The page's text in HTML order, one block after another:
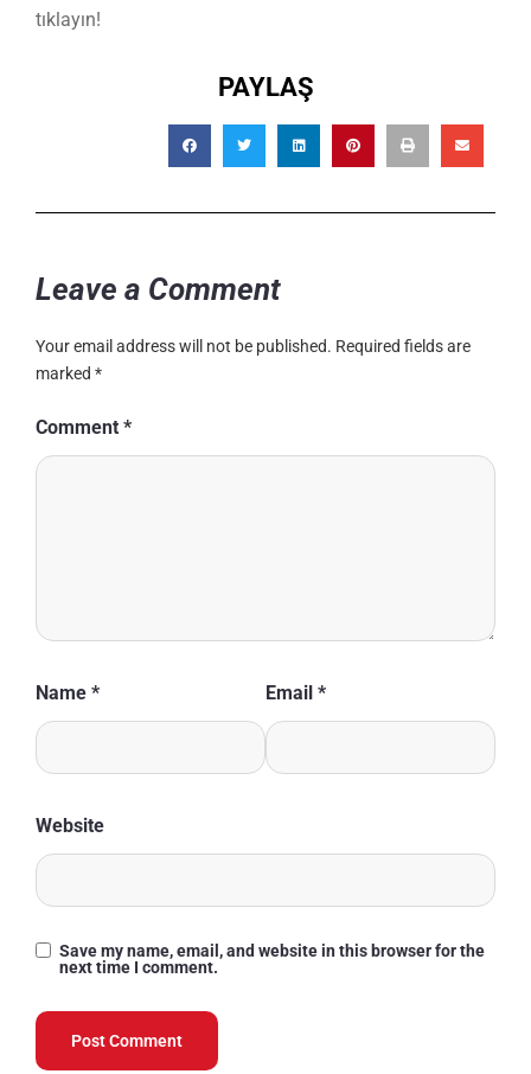
tıklayın!
PAYLAŞ
Leave a Comment
Your email address will not be published. Required fields are
marked *
Comment *
Name * Email *
Website
Save my name, email, and website in this browser for the
next time I comment.